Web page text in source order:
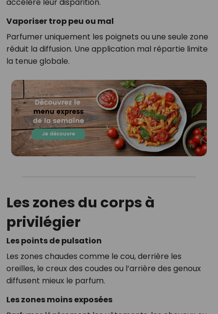
accélère leur disparition.
Vaporiser trop peu ou mal
Parfumer uniquement les poignets ou une seule zone
réduit la diffusion. Une application mal répartie limite
la tenue globale.
Les zones du corps à
privilégier
Les points de pulsation
Les zones chaudes comme le cou, derrière les
oreilles, le creux des coudes ou l’arrière des genoux
diffusent mieux le parfum.
Les zones moins exposées